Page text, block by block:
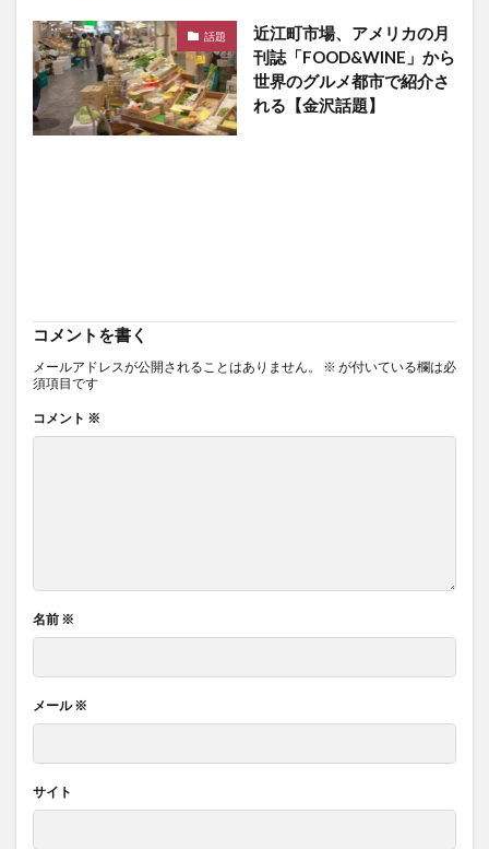
話題
近江町市場、アメリカの月
刊誌「FOOD&WINE」から
世界のグルメ都市で紹介さ
れる【金沢話題】
コメントを書く
メールアドレスが公開されることはありません。 ※ が付いている欄は必
須項目です
コメント ※
名前 ※
メール※
サイト